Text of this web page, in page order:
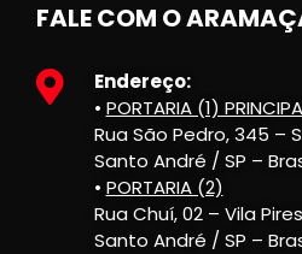
FALE COM O
Endereço:
• PORTARIA (1)
Rua São Pedro, 345 –
Santo André / SP –
• PORTARIA (2)
Rua Chuí, 02 – Vila Pires
Santo André / SP –